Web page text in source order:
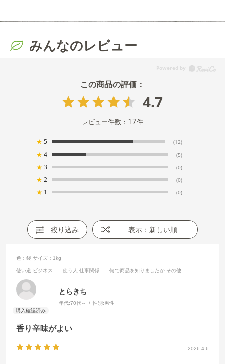
みんなのレビュー
4.7
レビュー件数： 17件
★ 5 (12)
★ 4 (5)
★ 3 (0)
★ 2 (0)
★ 1 (0)
絞り込み 表示：新しい順
2026.4.6
香り辛味がよい
色：袋 サイズ：1kg
使い道:ビジネス 使う人 :仕事関係 何で商品を知りましたか:その他
とらきち
年代:70代～ 性別:男性